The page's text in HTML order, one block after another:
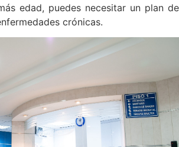
edad, puedes necesitar un plan de
crónicas.